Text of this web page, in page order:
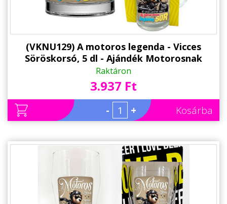
(VKNU129) A motoros legenda - Vicces
Söröskorsó, 5 dl - Ajándék Motorosnak
Raktáron
3.937 Ft
- + Kosárba